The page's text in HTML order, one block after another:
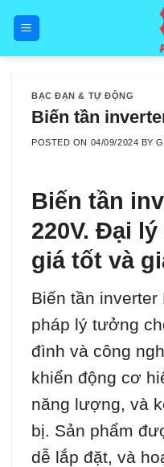
BẠC ĐẠN & TỰ ĐỘNG
Biến tần
POSTED ON 04/09/2024 BY
Biến tần
220V. Đại lý
giá tốt và
Biến tần inverter
pháp lý tưởng
đình và công
khiển động cơ
năng lượng, và
bị. Sản phẩm
dễ lắp đặt, và